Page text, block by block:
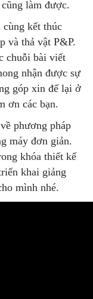
làm được.
kết thúc
và thả vật P&P.
chuỗi bài viết
nhận được sự
góp xin để lại ở
ơn các bạn.
phương pháp
máy đơn giản.
khóa thiết kế
khai giảng
mình nhé.